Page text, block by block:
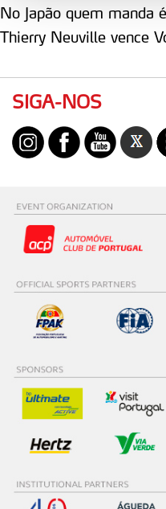
analisar dados de
Adicionalmente
O ACP garantirá que as
dados pessoais serão
Realçamos que o
tecnologias similares
disponibilizados.
Consulte a política de
No Japão quem manda
Thierry Neuville vence
SIGA-NOS